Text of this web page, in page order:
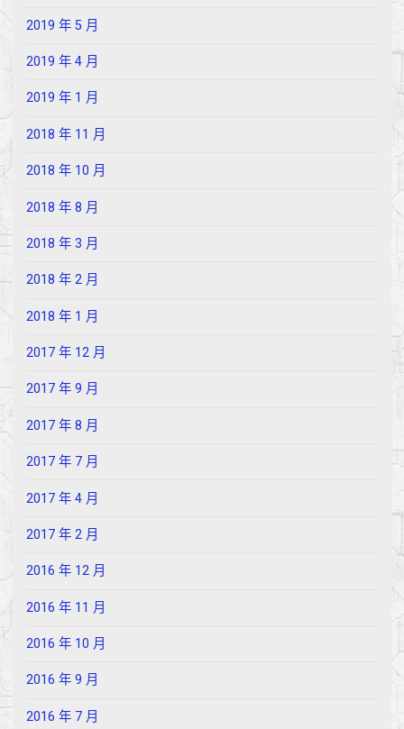
2019 年 5 月
2019 年 4 月
2019 年 1 月
2018 年 11 月
2018 年 10 月
2018 年 8 月
2018 年 3 月
2018 年 2 月
2018 年 1 月
2017 年 12 月
2017 年 9 月
2017 年 8 月
2017 年 7 月
2017 年 4 月
2017 年 2 月
2016 年 12 月
2016 年 11 月
2016 年 10 月
2016 年 9 月
2016 年 7 月